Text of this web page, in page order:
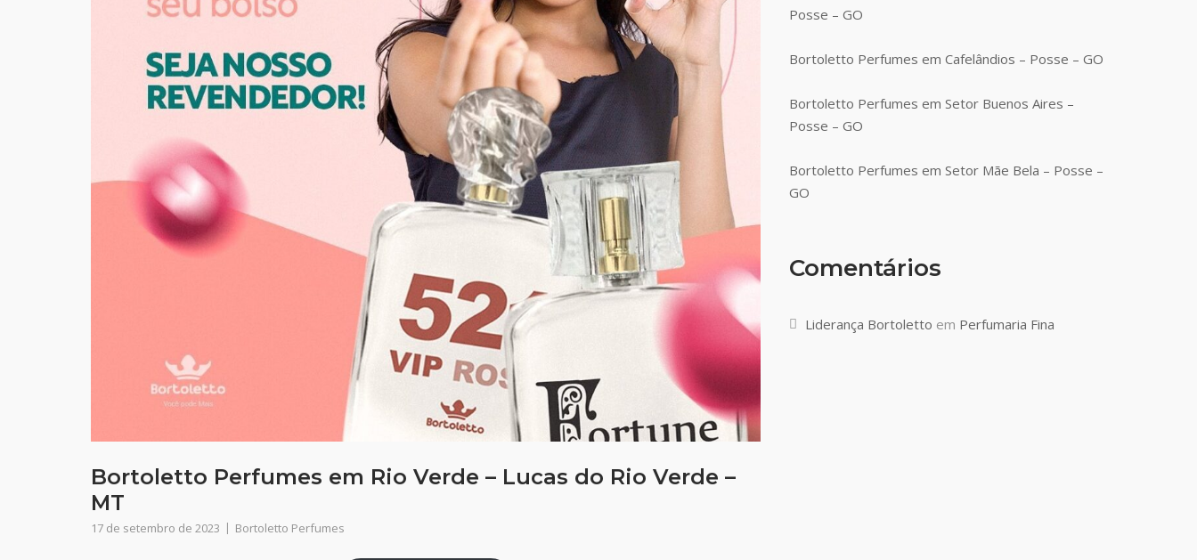
Bortoletto Perfumes em Rio Verde – Lucas do Rio Verde –
MT
17 de setembro de 2023 Bortoletto Perfumes
Posse – GO
Bortoletto Perfumes em Cafelândios – Posse – GO
Bortoletto Perfumes em Setor Buenos Aires –
Posse – GO
Bortoletto Perfumes em Setor Mãe Bela – Posse –
GO
Comentários
Liderança Bortoletto em Perfumaria Fina